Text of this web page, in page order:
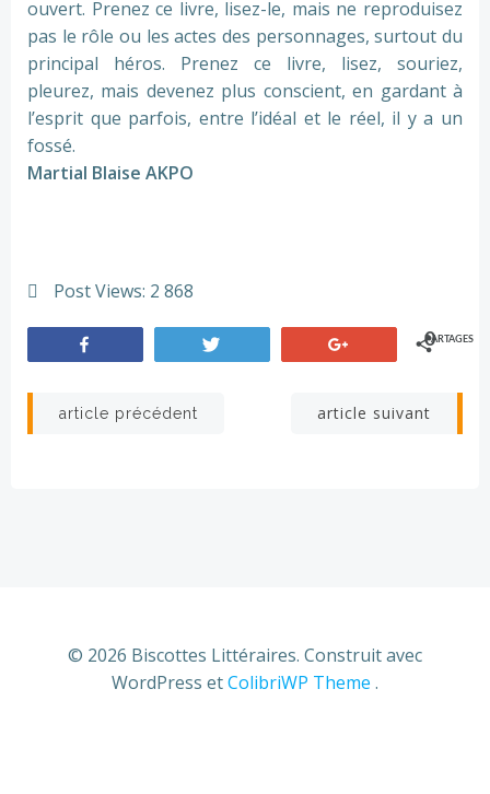
ouvert. Prenez ce livre, lisez-le, mais ne reproduisez
pas le rôle ou les actes des personnages, surtout du
principal héros. Prenez ce livre, lisez, souriez,
pleurez, mais devenez plus conscient, en gardant à
l’esprit que parfois, entre l’idéal et le réel, il y a un
fossé.
Martial Blaise AKPO
Post Views: 2 868
PARTAGES
0
Navigation
article précédent
Navigation
article suivant
© 2026 Biscottes Littéraires. Construit avec
WordPress etColibriWP Theme .